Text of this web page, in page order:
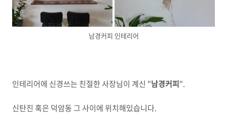
남경커피 인테리어
인테리어에 신경쓰는 친절한 사장님이 계신 "남경커피".
신탄진 혹은 덕암동 그 사이에 위치해있습니다.